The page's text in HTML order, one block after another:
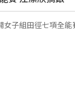
子組田徑七項全能